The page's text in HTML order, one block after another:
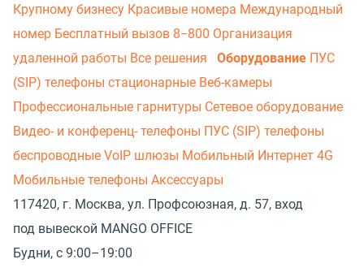
Крупному бизнесу Красивые номера Международный
номер Бесплатный вызов 8−800 Организация
удаленной работы Все решения Оборудование ПУС
(SIP) телефоны стационарные Веб-камеры
Профессиональные гарнитуры Сетевое оборудование
Видео- и конференц- телефоны ПУС (SIP) телефоны
беспроводные VoIP шлюзы Мобильный Интернет 4G
Мобильные телефоны Аксессуары
117420, г. Москва, ул. Профсоюзная, д. 57, вход
под вывеской MANGO OFFICE
Будни, с 9:00–19:00